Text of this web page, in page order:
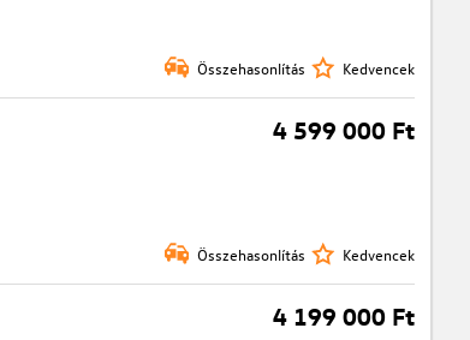
Összehasonlítás Kedvencek
4 599 000 Ft
Összehasonlítás Kedvencek
4 199 000 Ft